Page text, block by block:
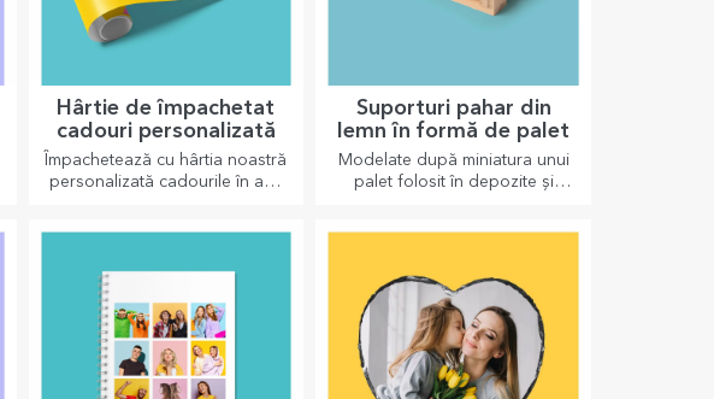
Hârtie de împachetat
cadouri personalizată
Împachetează cu hârtia noastră
personalizată cadourile în așa
Suporturi pahar din
lemn în formă de palet
Modelate după miniatura unui
palet folosit în depozite și